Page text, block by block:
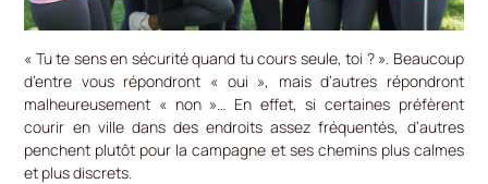
« Tu te sens en sécurité quand tu cours seule, toi ? ». Beaucoup
d’entre vous répondront « oui », mais d’autres répondront
malheureusement « non »… En effet, si certaines préfèrent
courir en ville dans des endroits assez fréquentés, d’autres
penchent plutôt pour la campagne et ses chemins plus calmes
et plus discrets.